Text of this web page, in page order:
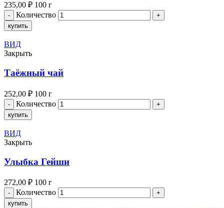
235,00 ₽ 100 г
Количество
купить
ВИД
Закрыть
Таёжный чай
252,00 ₽ 100 г
Количество
купить
ВИД
Закрыть
Улыбка Гейши
272,00 ₽ 100 г
Количество
купить